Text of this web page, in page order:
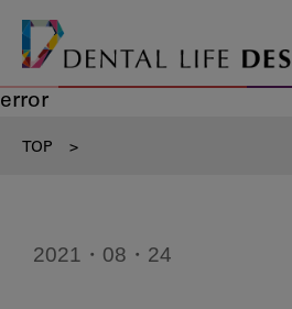
error
TOP >
2021・08・24